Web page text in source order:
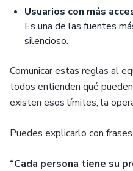
Usuarios con más
Es una de las fuentes
silencioso.
Comunicar estas reglas al
todos entienden qué
existen esos límites, la
Puedes explicarlo con
“Cada persona tiene su